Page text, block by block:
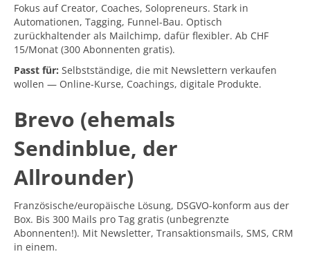
Fokus auf Creator, Coaches, Solopreneurs. Stark in
Automationen, Tagging, Funnel-Bau. Optisch
zurückhaltender als Mailchimp, dafür flexibler. Ab CHF
15/Monat (300 Abonnenten gratis).
Passt für: Selbstständige, die mit Newslettern verkaufen
wollen — Online-Kurse, Coachings, digitale Produkte.
Brevo (ehemals
Sendinblue, der
Allrounder)
Französische/europäische Lösung, DSGVO-konform aus der
Box. Bis 300 Mails pro Tag gratis (unbegrenzte
Abonnenten!). Mit Newsletter, Transaktionsmails, SMS, CRM
in einem.